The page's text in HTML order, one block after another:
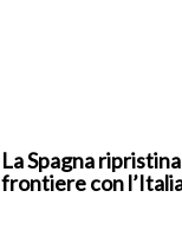
La Spagna
frontiere con